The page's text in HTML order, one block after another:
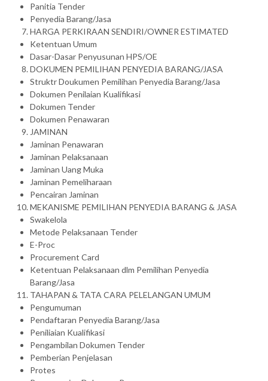
Panitia Tender
Penyedia Barang/Jasa
HARGA PERKIRAAN SENDIRI/OWNER ESTIMATED
Ketentuan Umum
Dasar-Dasar Penyusunan HPS/OE
DOKUMEN PEMILIHAN PENYEDIA BARANG/JASA
Struktr Doukumen Pemilihan Penyedia Barang/Jasa
Dokumen Penilaian Kualifikasi
Dokumen Tender
Dokumen Penawaran
JAMINAN
Jaminan Penawaran
Jaminan Pelaksanaan
Jaminan Uang Muka
Jaminan Pemeliharaan
Pencairan Jaminan
MEKANISME PEMILIHAN PENYEDIA BARANG & JASA
Swakelola
Metode Pelaksanaan Tender
E-Proc
Procurement Card
Ketentuan Pelaksanaan dlm Pemilihan Penyedia
Barang/Jasa
TAHAPAN & TATA CARA PELELANGAN UMUM
Pengumuman
Pendaftaran Penyedia Barang/Jasa
Peniliaian Kualifikasi
Pengambilan Dokumen Tender
Pemberian Penjelasan
Protes